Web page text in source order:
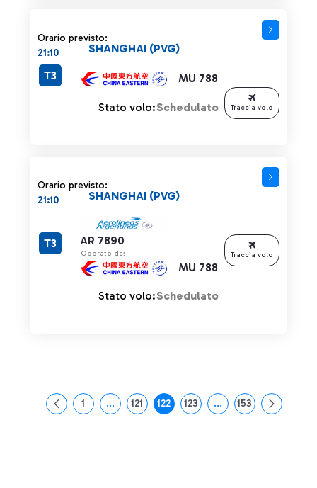
Orario previsto:
21:10
MU 788
SHANGHAI (PVG)
T3
Stato volo:Schedulato Traccia volo
Orario previsto:
21:10
AR 7890
Operato da:
MU 788
SHANGHAI (PVG)
T3
Stato volo:Schedulato
Traccia volo
Pagina
1 ...Pagine intermedie Use TAB to navigate.
Pagina
121 Pagina
122 Pagina
123 ...Pagine intermedie
Pagina
153